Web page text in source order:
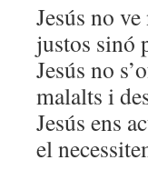
Jesús no
justos sinó
Jesús no
malalts i
Jesús ens
el